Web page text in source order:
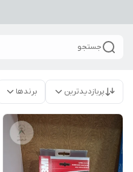
جستجو
پربازدیدترین برندها